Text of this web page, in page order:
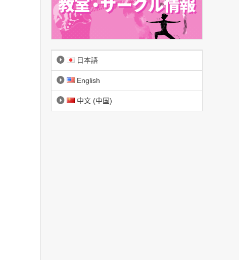
日本語
English
中文 (中国)